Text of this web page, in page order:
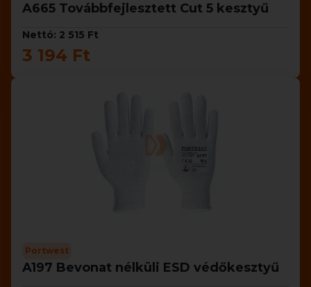
A665 Továbbfejlesztett Cut 5 kesztyű
Nettó: 2 515 Ft
3 194 Ft
Portwest
A197 Bevonat nélküli ESD védőkesztyű